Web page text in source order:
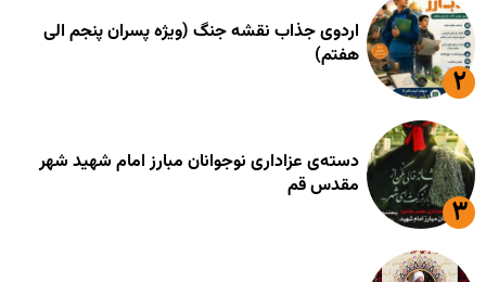
اردوی جذاب نقشه جنگ (ویژه پسران پنجم الی
هفتم)
دسته‌ی عزاداری نوجوانان مبارز امام شهید شهر
مقدس قم